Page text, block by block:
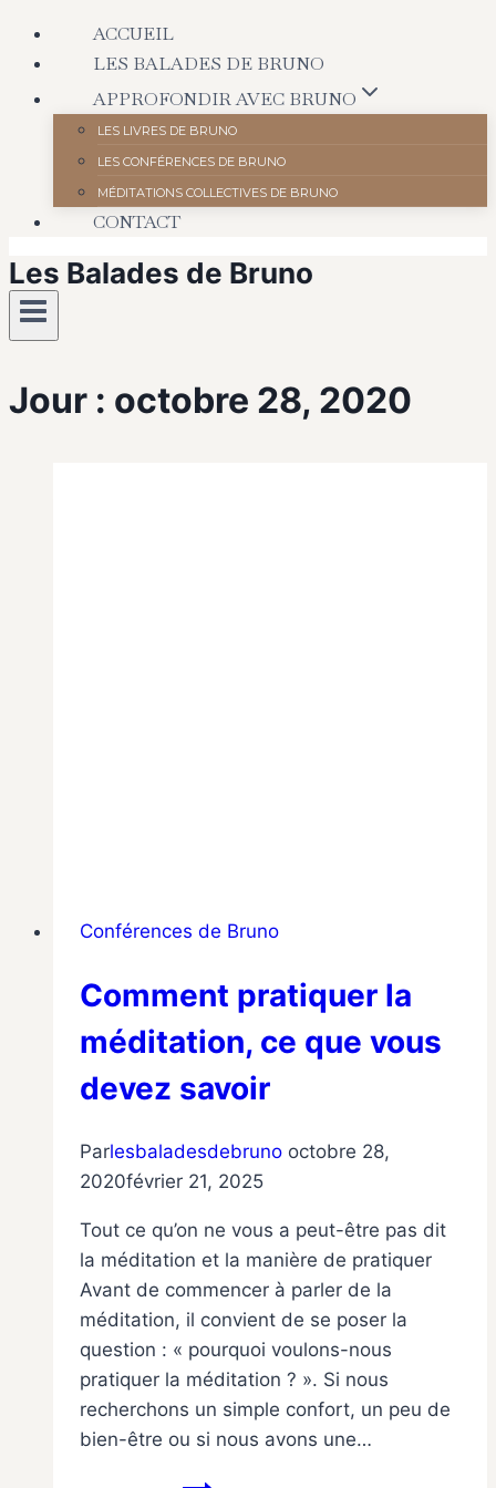
Aller
contenu
ACCUEIL
LES BALADES DE BRUNO
APPROFONDIR AVEC BRUNO
LES LIVRES DE BRUNO
LES CONFÉRENCES DE BRUNO
MÉDITATIONS COLLECTIVES DE BRUNO
CONTACT
Les Balades de Bruno
Jour : octobre 28, 2020
Conférences de Bruno
Comment pratiquer la
méditation, ce que vous
devez savoir
Parlesbaladesdebruno octobre 28,
2020février 21, 2025
Tout ce qu’on ne vous a peut-être pas dit
la méditation et la manière de pratiquer
Avant de commencer à parler de la
méditation, il convient de se poser la
question : « pourquoi voulons-nous
pratiquer la méditation ? ». Si nous
recherchons un simple confort, un peu de
bien-être ou si nous avons une…